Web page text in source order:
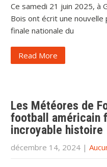
Ce samedi 21 juin 2025, à
Bois ont écrit une
finale nationale du
Read More
Les Météores de
football américain
incroyable histoire
décembre 14, 2024|